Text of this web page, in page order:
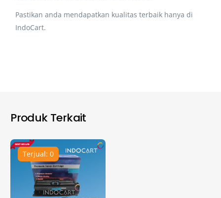
Pastikan anda mendapatkan kualitas terbaik hanya di
IndoCart.
Produk Terkait
Terjual: 0